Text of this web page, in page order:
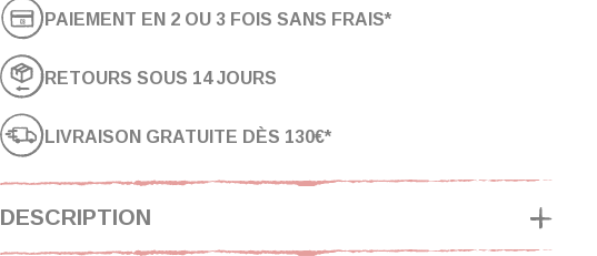
LIVRAISON GRATUITE DÈS 130€*
RETOURS SOUS 14 JOURS
PAIEMENT EN 2 OU 3 FOIS SANS FRAIS*
DESCRIPTION